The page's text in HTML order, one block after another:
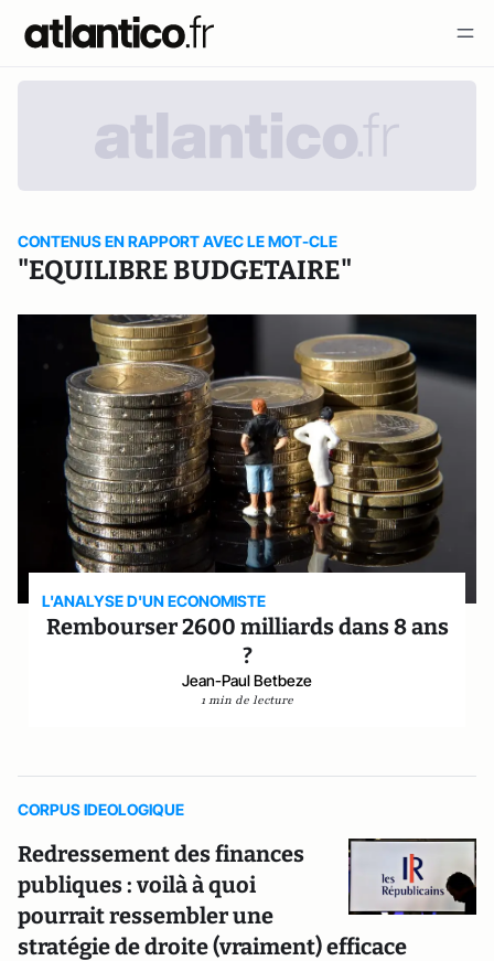
CONTENUS EN RAPPORT AVEC LE MOT-CLE
"EQUILIBRE BUDGETAIRE"
L'ANALYSE D'UN ECONOMISTE
Rembourser 2600 milliards dans 8 ans
?
Jean-Paul Betbeze
1 min de lecture
CORPUS IDEOLOGIQUE
Redressement des finances
publiques : voilà à quoi
pourrait ressembler une
stratégie de droite (vraiment) efficace